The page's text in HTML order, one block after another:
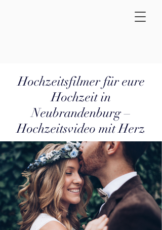
Hochzeitsfilmer für eure
Hochzeit in
Neubrandenburg –
Hochzeitsvideo mit Herz